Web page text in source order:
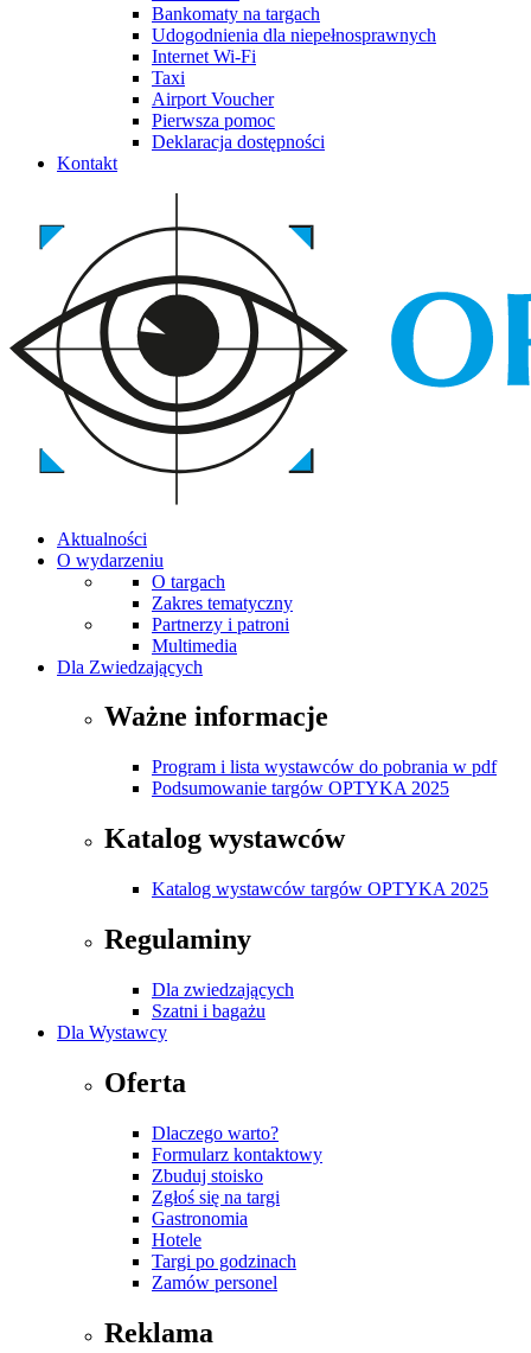
Bankomaty na targach
Udogodnienia dla niepełnosprawnych
Internet Wi-Fi
Taxi
Airport Voucher
Pierwsza pomoc
Deklaracja dostępności
Kontakt
Aktualności
O wydarzeniu
O targach
Zakres tematyczny
Partnerzy i patroni
Multimedia
Dla Zwiedzających
Ważne informacje
Program i lista wystawców do pobrania w pdf
Podsumowanie targów OPTYKA 2025
Katalog wystawców
Katalog wystawców targów OPTYKA 2025
Regulaminy
Dla zwiedzających
Szatni i bagażu
Dla Wystawcy
Oferta
Dlaczego warto?
Formularz kontaktowy
Zbuduj stoisko
Zgłoś się na targi
Gastronomia
Hotele
Targi po godzinach
Zamów personel
Reklama